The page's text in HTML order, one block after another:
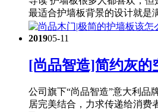
最适合护墙板背景的设计就是
201905-11
[尚品智造]简约灰的
公司旗下“尚品智造”意大利品
居完美结合，力求传递给消费